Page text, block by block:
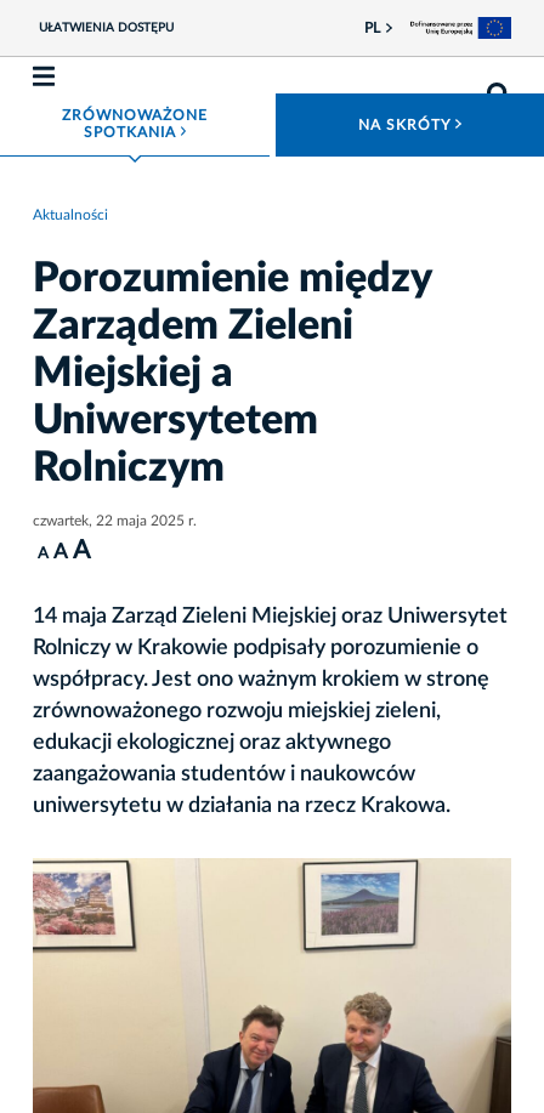
UŁATWIENIA DOSTĘPU PL
ZRÓWNOWAŻONE
SPOTKANIAROZWIŃ MENU NA SKRÓTY
Aktualności
Porozumienie między
Zarządem Zieleni
Miejskiej a
Uniwersytetem
Rolniczym
czwartek, 22 maja 2025 r.
A A A
14 maja Zarząd Zieleni Miejskiej oraz Uniwersytet
Rolniczy w Krakowie podpisały porozumienie o
współpracy. Jest ono ważnym krokiem w stronę
zrównoważonego rozwoju miejskiej zieleni,
edukacji ekologicznej oraz aktywnego
zaangażowania studentów i naukowców
uniwersytetu w działania na rzecz Krakowa.